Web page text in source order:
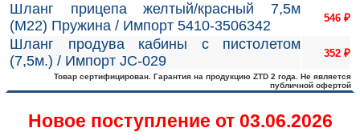
Шланг прицепа желтый/красный 7,5м
(М22) Пружина / Импорт 5410-3506342
546 ₽
Шланг продува кабины с пистолетом
(7,5м.) / Импорт JC-029
352 ₽
Товар сертифицирован. Гарантия на продукцию ZTD 2 года. Не является
публичной офертой
Новое поступление от 03.06.2026